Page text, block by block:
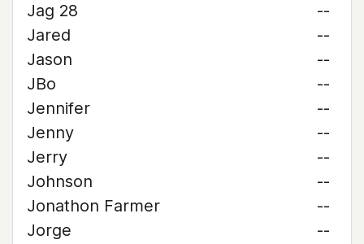
Jag 28
--
Jared
--
Jason
--
JBo
--
Jennifer
--
Jenny
--
Jerry
--
Johnson
--
Jonathon Farmer
--
Jorge
--